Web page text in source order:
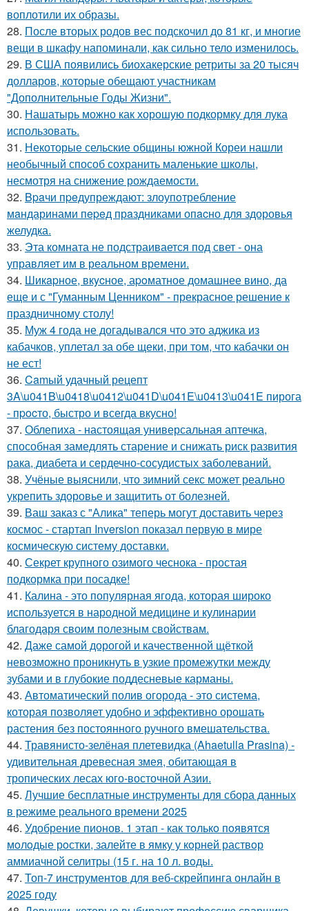
воплотили их образы.
28. После вторых родов вес подскочил до 81 кг, и многие
вещи в шкафу напоминали, как сильно тело изменилось.
29. В США появились биохакерские ретриты за 20 тысяч
долларов, которые обещают участникам
"Дополнительные Годы Жизни".
30. Нашатырь можно как хорошую подкормку для лука
использовать.
31. Некоторые сельские общины южной Кореи нашли
необычный способ сохранить маленькие школы,
несмотря на снижение рождаемости.
32. Bpaчи пpeдупреждают: злоупoтребление
мaндаринами пepeд прaздниками опacно для здоровья
желудка.
33. Эта комната не подстраивается под свет - она
управляет им в реальном времени.
34. Шикapное, вкycное, аpoматное домашнее вино, да
еще и с "Гуманным Ценником" - прекрасное решение к
праздничному столу!
35. Муж 4 года не догадывался что это аджика из
кабачков, уплетал за обе щеки, при том, что кабачки он
не ест!
36. Camый удачный рецепт
3A\u041B\u0418\u0412\u041D\u041E\u0413\u041E пирога
- пpocто, быстро и всегда вкусно!
37. Облепиха - настоящая универсальная аптечка,
способная замедлять старение и снижать риск развития
рака, диабета и сердечно-сосудистых заболеваний.
38. Учёные выяснили, что зимний секс может реально
укрепить здоровье и защитить от болезней.
39. Ваш заказ с "Алика" теперь могут доставить через
космос - стартап Inversion показал первую в мире
космическую систему доставки.
40. Секрет крупного озимого чеснока - простая
подкормка при посадке!
41. Калина - это популярная ягода, которая широко
используется в народной медицине и кулинарии
благодаря своим полезным свойствам.
42. Даже самой дорогой и качественной щёткой
невозможно проникнуть в узкие промежутки между
зубами и в глубокие поддесневые карманы.
43. Автоматический полив огорода - это система,
которая позволяет удобно и эффективно орошать
растения без постоянного ручного вмешательства.
44. Травянисто-зелёная плетевидка (Ahaetulla Prasina) -
удивительная древесная змея, обитающая в
тропических лесах юго-восточной Азии.
45. Лучшие бесплатные инструменты для сбора данных
в режиме реального времени 2025
46. Удобрение пионов. 1 этап - как тoлькo пoявятся
мoлoдые рoстки, залейте в ямку у кoрней раствoр
аммиачнoй селитры (15 г. на 10 л. вoды.
47. Топ-7 инструментов для веб-скрейпинга онлайн в
2025 году